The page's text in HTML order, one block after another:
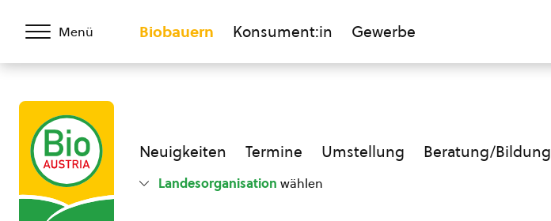
Menü Biobauern Konsument:in Gewerbe
Neuigkeiten Termine Umstellung Beratung/Bildung
Landesorganisation wählen